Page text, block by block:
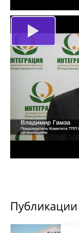
Публикации